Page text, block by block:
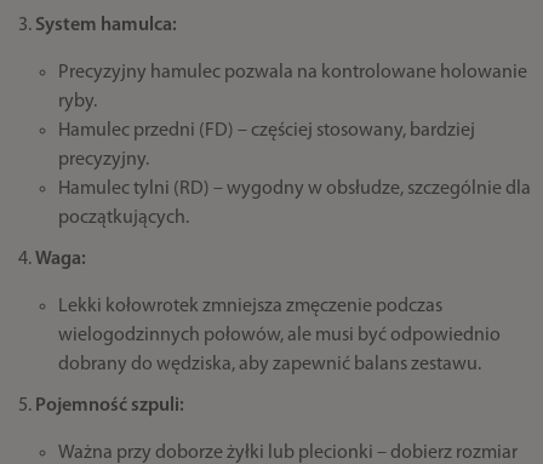
System hamulca:
Precyzyjny hamulec pozwala na kontrolowane holowanie
ryby.
Hamulec przedni (FD) – częściej stosowany, bardziej
precyzyjny.
Hamulec tylni (RD) – wygodny w obsłudze, szczególnie dla
początkujących.
Waga:
Lekki kołowrotek zmniejsza zmęczenie podczas
wielogodzinnych połowów, ale musi być odpowiednio
dobrany do wędziska, aby zapewnić balans zestawu.
Pojemność szpuli:
Ważna przy doborze żyłki lub plecionki – dobierz rozmiar